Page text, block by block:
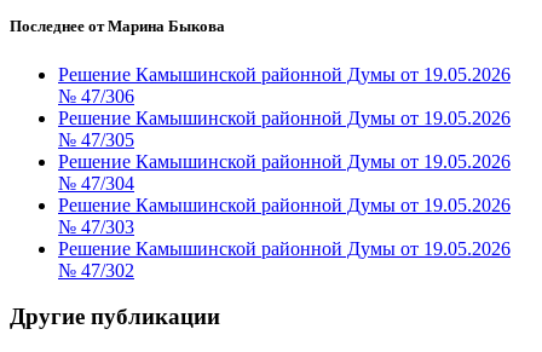
Последнее от Марина Быкова
Решение Камышинской районной Думы от 19.05.2026
№ 47/306
Решение Камышинской районной Думы от 19.05.2026
№ 47/305
Решение Камышинской районной Думы от 19.05.2026
№ 47/304
Решение Камышинской районной Думы от 19.05.2026
№ 47/303
Решение Камышинской районной Думы от 19.05.2026
№ 47/302
Другие публикации